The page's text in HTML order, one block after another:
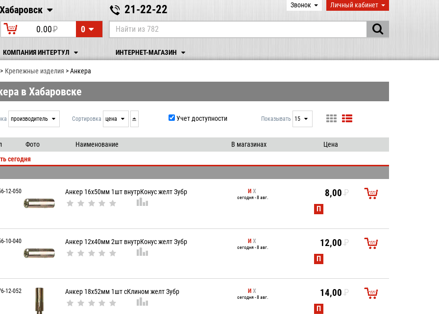
Хабаровск
Хабаровск
21-22-22 Звонок Личный кабинет
0.00P
0
КОМПАНИЯ ИНТЕРТУЛ ИНТЕРНЕТ-МАГАЗИН
Крепежные изделия Анкера
в Хабаровске
производитель
производитель
Сортировка цена
выдачи
цена
Учет доступности Показывать 15
100
Фото Наименование В магазинах
Цена
сегодня
12-050 Анкер 16х50мм 1шт внутрКонус желт Зубр И Х
сегодня - 8 авг. 8,00P
П
10-040 Анкер 12х40мм 2шт внутрКонус желт Зубр И Х
сегодня - 8 авг. 12,00P
П
12-052 Анкер 18х52мм 1шт сКлином желт Зубр И Х
сегодня - 8 авг. 14,00P
П